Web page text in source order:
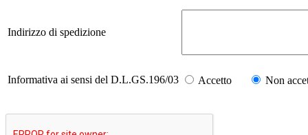
Indirizzo di spedizione
Informativa ai sensi del D.L.GS.196/03 Accetto Non